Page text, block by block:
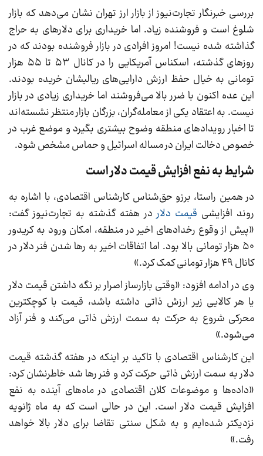
بررسی خبرنگار تجارت‌نیوز از بازار ارز تهران نشان می‌دهد که بازار
شلوغ است و فروشنده زیاد. اما خریداری برای دلارهای به حراج
گذاشته شده نیست! امروز افرادی در بازار فروشنده بودند که در
روزهای گذشته، اسکناس آمریکایی را در کانال ۵۳ تا ۵۵ هزار
تومانی به خیال حفظ ارزش دارایی‌های ریالیشان خریده‌ بودند.
این عده اکنون با ضرر بالا می‌فروشند اما خریداری زیادی در بازار
نیست. به اعتقاد یکی از معامله‌گران، بزرگان بازار منتظر نشسته‌اند
تا اخبار رویدادهای منطقه وضوح بیشتری بگیرد و موضع غرب در
خصوص دخالت ایران در مساله اسرائیل و حماس مشخص شود.
شرایط به نفع افزایش قیمت دلار است
در همین راستا، برزو حق‌شناس کارشناس اقتصادی، با اشاره به
روند افزایشی قیمت دلاردر هفته گذشته به تجارت‌نیوز گفت:
«پیش از وقوع رخدادهای اخیر در منطقه، امکان ورود به کریدور
۵۰ هزار تومانی بالا بود. اما اتفاقات اخیر به رها شدن فنر دلار در
کانال ۴۹ هزار تومانی کمک کرد.»
وی در ادامه افزود: «وقتی بازارساز اصرار بر نگه داشتن قیمت دلار
یا هر کالایی زیر ارزش ذاتی داشته باشد، قیمت با کوچکترین
محرکی شروع به حرکت به سمت ارزش ذاتی می‌کند و فنر آزاد
می‌شود.»
این کارشناس اقتصادی با تاکید بر اینکه در هفته گذشته قیمت
دلار به سمت ارزش ذاتی حرکت کرد و فنر رها شد خاطرنشان کرد:
«داده‌ها و موضوعات کلان اقتصادی در ماه‌های آینده به نفع
افزایش قیمت دلار است. این در حالی است که به ماه ژانویه
نزدیکتر شده‌ایم و به شکل سنتی تقاضا برای دلار بالا خواهد
رفت.»